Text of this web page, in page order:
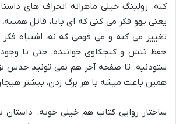
کنه. رولینگ خیلی ماهرانه انحراف های
یعنی یهو فکر می کنی که ای بابا، قاتل
تغییر می کنه و می فهمی که نه، اشتباه فکر
حفظ تنش و کنجکاوی خواننده، حتی با
ستودنیه. تا صفحه آخر هم نمی تونید حدس
همین باعث میشه با هر برگ زدن، بیشتر
ساختار روایی کتاب هم خیلی خوبه.